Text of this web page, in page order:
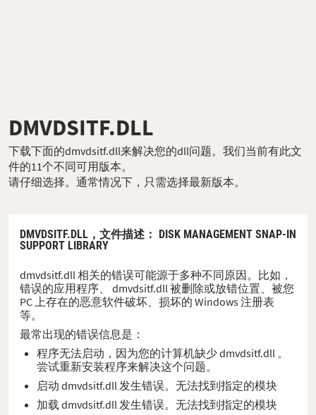
DMVDSITF.DLL
下载下面的dmvdsitf.dll来解决您的dll问题。我们当前有此文
件的11个不同可用版本。
请仔细选择。通常情况下，只需选择最新版本。
DMVDSITF.DLL， 文件描述 ： DISK MANAGEMENT SNAP-IN
SUPPORT LIBRARY
dmvdsitf.dll 相关的错误可能源于多种不同原因。比如，
错误的应用程序、 dmvdsitf.dll 被删除或放错位置、被您
PC 上存在的恶意软件破坏、损坏的 Windows 注册表
等。
最常出现的错误信息是：
程序无法启动，因为您的计算机缺少 dmvdsitf.dll 。
尝试重新安装程序来解决这个问题。
启动 dmvdsitf.dll 发生错误。无法找到指定的模块
加载 dmvdsitf.dll 发生错误。无法找到指定的模块